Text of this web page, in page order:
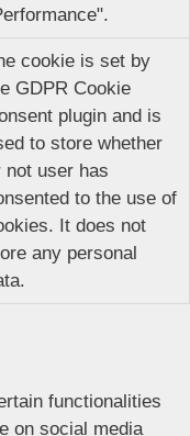
cookie is set by
GDPR Cookie
plugin and is
to store whether
not user has
to the use of
It does not
any personal
functionalities
on social media